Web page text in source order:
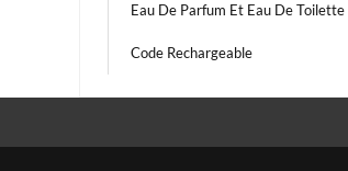
Eau De Parfum Et Eau De Toilette
Code Rechargeable